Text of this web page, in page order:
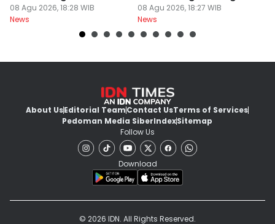
Garam
08 Agu 2026, 18:28 WIB
News
Serahkan PSU
08 Agu 2026, 18:27 WIB
News
About UsEditorial TeamContact UsTerms of Services
Pedoman Media SiberIndexSitemap
Follow Us
Download
© 2026 IDN. All Rights Reserved.